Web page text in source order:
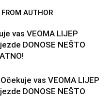
FROM AUTHOR
vas VEOMA LIJEP
DONOSE NEŠTO
vas VEOMA LIJEP
DONOSE NEŠTO